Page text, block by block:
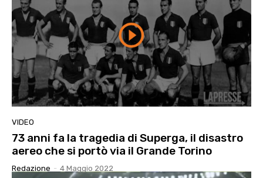
VIDEO
73 anni fa la tragedia di Superga, il disastro
aereo che si portò via il Grande Torino
Redazione - 4 Maggio 2022